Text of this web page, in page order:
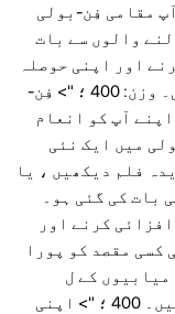
اٹلکی کے ذریعے بات چیت کرنے کے ل you آپ مقامی فِن-بولی
والوں سے بات
اور اپنی حوصلہ
افزائی کو اونچا رکھنے میں مدد ملے گی۔ وزن: 400 ؛ "> فِن-
بولی میں اپنی کامیابیوں کے ل yourself اپنے آپ کو انعام
میں ایک نئی
فلم دیکھیں ، یا
بات کی گئی ہو۔
کرنے اور
کسی مقصد کو پورا
کے ل
yourself اپنے آپ کو انعام دینا نہ بھولیں۔ 400 ؛ "> اپنی